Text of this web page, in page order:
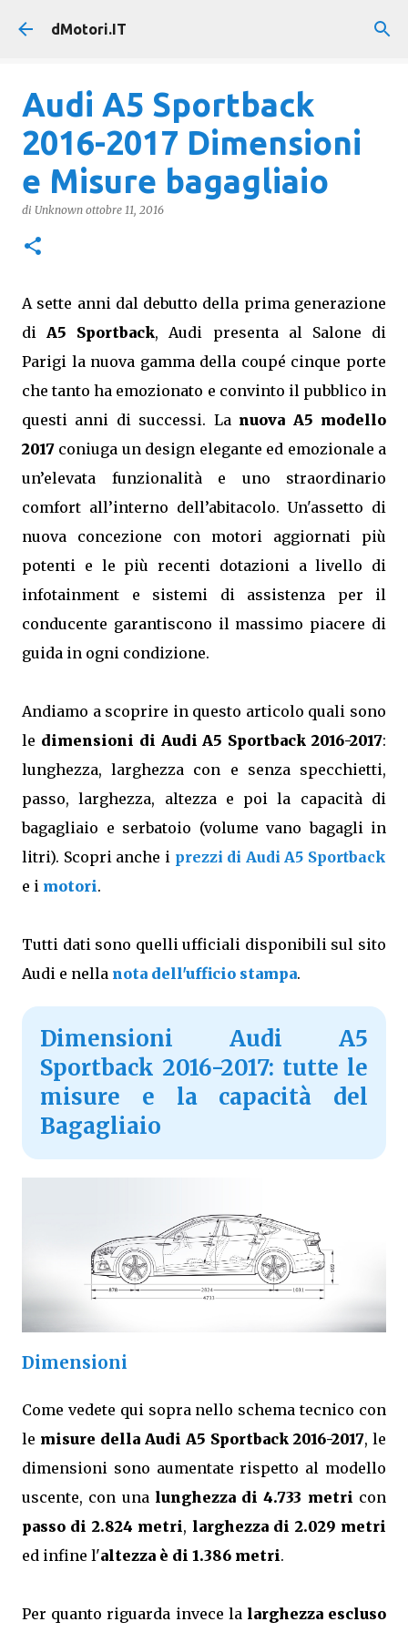
Passa ai contenuti principali
dMotori.IT
Audi A5 Sportback
2016-2017 Dimensioni
e Misure bagagliaio
di Unknown ottobre 11, 2016
A sette anni dal debutto della prima generazione
diA5 Sportback, Audi presenta al Salone di
Parigi la nuova gamma della coupé cinque porte
che tanto ha emozionato e convinto il pubblico in
questi anni di successi. La nuova A5 modello
2017 coniuga un design elegante ed emozionale a
un’elevata funzionalità e uno straordinario
comfort all’interno dell’abitacolo. Un'assetto di
nuova concezione con motori aggiornati più
potenti e le più recenti dotazioni a livello di
infotainment e sistemi di assistenza per il
conducente garantiscono il massimo piacere di
guida in ogni condizione.
Andiamo a scoprire in questo articolo quali sono
le dimensioni di Audi A5 Sportback 2016-2017:
lunghezza, larghezza con e senza specchietti,
passo, larghezza, altezza e poi la capacità di
bagagliaio e serbatoio (volume vano bagagli in
litri). Scopri anche i prezzi di Audi A5 Sportback
e i motori.
Tutti dati sono quelli ufficiali disponibili sul sito
Audi e nella nota dell'ufficio stampa.
Dimensioni Audi A5
Sportback 2016-2017: tutte le
misure e la capacità del
Bagagliaio
Dimensioni
Come vedete qui sopra nello schema tecnico con
le misure della Audi A5 Sportback 2016-2017, le
dimensioni sono aumentate rispetto al modello
uscente, con una lunghezza di 4.733 metri con
passo di 2.824 metri, larghezza di 2.029 metri
ed infine l'altezza è di 1.386 metri.
Per quanto riguarda invece la larghezza escluso